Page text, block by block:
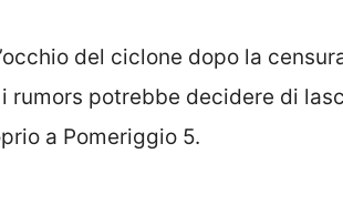
del ciclone dopo la
rumors potrebbe decidere di
a Pomeriggio 5.